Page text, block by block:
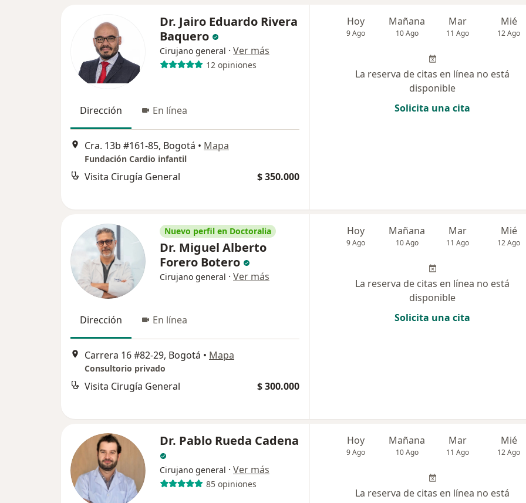
Dr. Jairo Eduardo Rivera
Baquero
Cirujano general · Ver más
12 opiniones
Dirección En línea
Cra. 13b #161-85, Bogotá • Mapa
Fundación Cardio infantil
Visita Cirugía General $ 350.000
Hoy
9 Ago
Mañana
10 Ago
Mar
11 Ago
Mié
12 Ago
La reserva de citas en línea no está
disponible
Solicita una cita
Nuevo perfil en Doctoralia
Dr. Miguel Alberto
Forero Botero
Cirujano general · Ver más
Dirección En línea
Carrera 16 #82-29, Bogotá • Mapa
Consultorio privado
Visita Cirugía General $ 300.000
Hoy
9 Ago
Mañana
10 Ago
Mar
11 Ago
Mié
12 Ago
La reserva de citas en línea no está
disponible
Solicita una cita
Dr. Pablo Rueda Cadena
Cirujano general · Ver más
85 opiniones
Hoy
9 Ago
Mañana
10 Ago
Mar
11 Ago
Mié
12 Ago
La reserva de citas en línea no está